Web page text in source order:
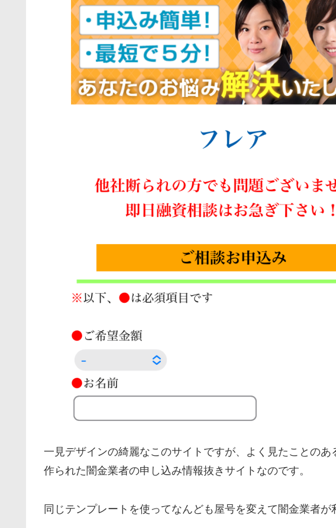
一見デザインの綺麗なこのサイトですが、よく見たことの
作られた闇金業者の申し込み情報抜きサイトなのです。
同じテンプレートを使ってなんども屋号を変えて闇金業者が